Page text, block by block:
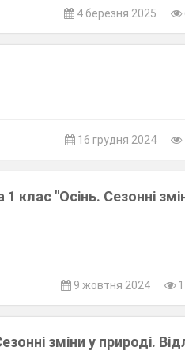
4 березня 2025
16 грудня 2024
клас "Осінь. Сезонні
9 жовтня 2024
зміни у природі.